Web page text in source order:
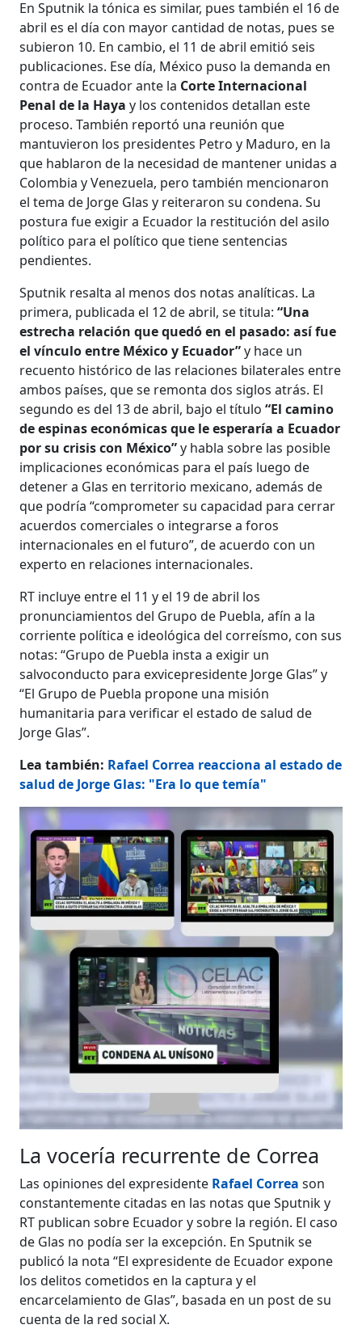
En Sputnik la tónica es similar, pues también el 16 de
abril es el día con mayor cantidad de notas, pues se
subieron 10. En cambio, el 11 de abril emitió seis
publicaciones. Ese día, México puso la demanda en
contra de Ecuador ante la Corte Internacional
Penal de la Haya y los contenidos detallan este
proceso. También reportó una reunión que
mantuvieron los presidentes Petro y Maduro, en la
que hablaron de la necesidad de mantener unidas a
Colombia y Venezuela, pero también mencionaron
el tema de Jorge Glas y reiteraron su condena. Su
postura fue exigir a Ecuador la restitución del asilo
político para el político que tiene sentencias
pendientes.
Sputnik resalta al menos dos notas analíticas. La
primera, publicada el 12 de abril, se titula:“Una
estrecha relación que quedó en el pasado: así fue
el vínculo entre México y Ecuador”y hace un
recuento histórico de las relaciones bilaterales entre
ambos países, que se remonta dos siglos atrás. El
segundo es del 13 de abril, bajo el título“El camino
de espinas económicas que le esperaría a Ecuador
por su crisis con México”y habla sobre las posible
implicaciones económicas para el país luego de
detener a Glas en territorio mexicano, además de
que podría “comprometer su capacidad para cerrar
acuerdos comerciales o integrarse a foros
internacionales en el futuro”, de acuerdo con un
experto en relaciones internacionales.
RT incluye entre el 11 y el 19 de abril los
pronunciamientos del Grupo de Puebla, afín a la
corriente política e ideológica del correísmo, con sus
notas: “Grupo de Puebla insta a exigir un
salvoconducto para exvicepresidente Jorge Glas” y
“El Grupo de Puebla propone una misión
humanitaria para verificar el estado de salud de
Jorge Glas”.
Lea también: Rafael Correa reacciona al estado de
salud de Jorge Glas: "Era lo que temía"
La vocería recurrente de Correa
Las opiniones del expresidente Rafael Correa son
constantemente citadas en las notas que Sputnik y
RT publican sobre Ecuador y sobre la región. El caso
de Glas no podía ser la excepción. En Sputnik se
publicó la nota “El expresidente de Ecuador expone
los delitos cometidos en la captura y el
encarcelamiento de Glas”, basada en un post de su
cuenta de la red social X.